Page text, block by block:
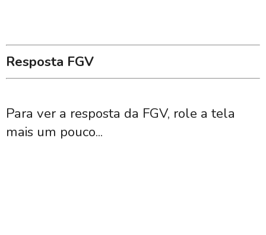
Resposta FGV
Para ver a resposta da FGV, role a tela
mais um pouco...